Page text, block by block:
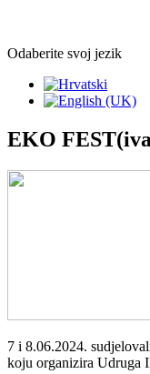
Odaberite svoj jezik
EKO
7 i 8.06.2024.
koju organizira Udruga